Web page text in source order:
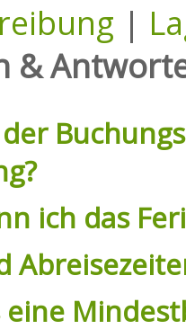
|
&
ich das
eine